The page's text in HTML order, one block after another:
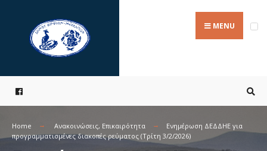
content
MENU
Home Ανακοινώσεις, Επικαιρότητα
Ενημέρωση ΔΕΔΔΗΕ για
προγραμματισμένες διακοπές ρεύματος (Τρίτη 3/2/2026)
for: